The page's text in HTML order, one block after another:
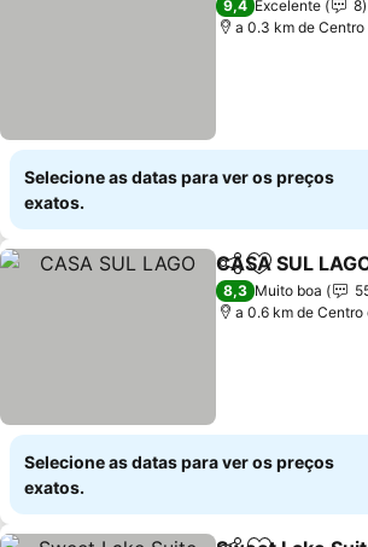
9,4 Excelente
8
a 0.3 km de
Selecione as datas para ver os preços
exatos.
PartilharAdicionar
CASA SUL
8,3 Muito boa
a 0.6 km de Centro
Selecione as datas para ver os preços
exatos.